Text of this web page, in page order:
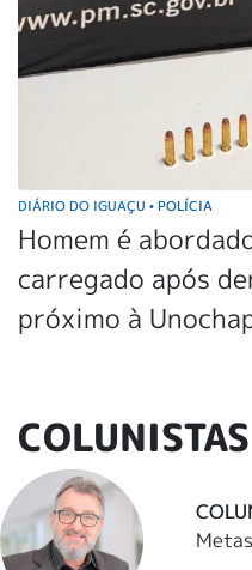
DIÁRIO DO IGUAÇU • POLÍCIA
Homem é
carregado após
próximo à
COLUNISTAS